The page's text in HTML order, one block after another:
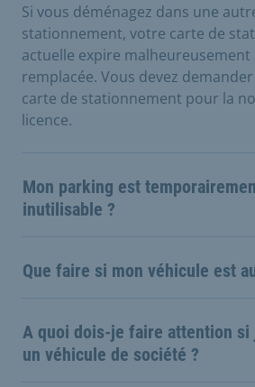
Si vous déménagez dans une
stationnement, votre carte de
actuelle expire malheureusement
remplacée. Vous devez
carte de stationnement pour la
licence.
Mon parking est
inutilisable ?
Que faire si mon véhicule est
A quoi dois-je faire attention si
un véhicule de société ?